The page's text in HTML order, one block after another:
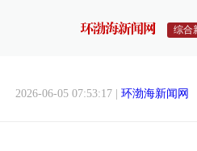
综合
2026-06-05 07:53:17 | 环渤海新闻网